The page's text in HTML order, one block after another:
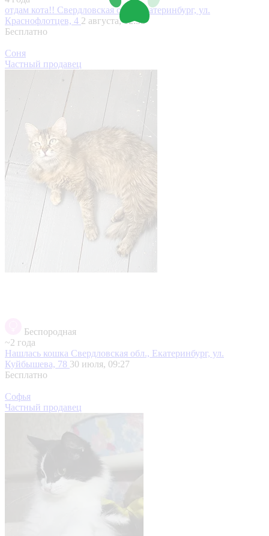
отдам кота!! Свердловская обл., Екатеринбург, ул.
Краснофлотцев, 4 2 августа, 12:38
Бесплатно
Соня
Частный продавец
Беспородная
~2 года
Нашлась кошка Свердловская обл., Екатеринбург, ул.
Куйбышева, 78 30 июля, 09:27
Бесплатно
Софья
Частный продавец